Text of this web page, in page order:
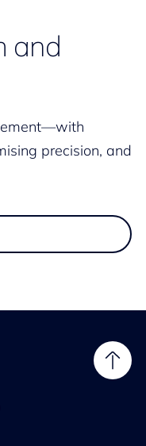
and
precision, and